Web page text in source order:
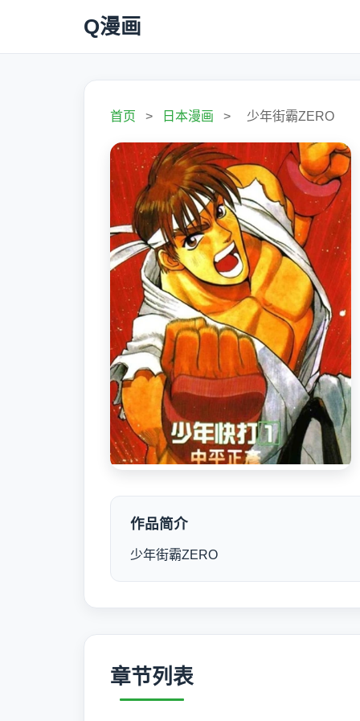
Q漫画
首页 > 日本漫画 > 少年街霸ZERO
作品简介
少年街霸ZERO
章节列表